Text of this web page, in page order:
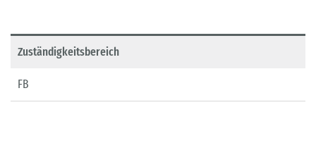
Zuständigkeitsbereich
FB